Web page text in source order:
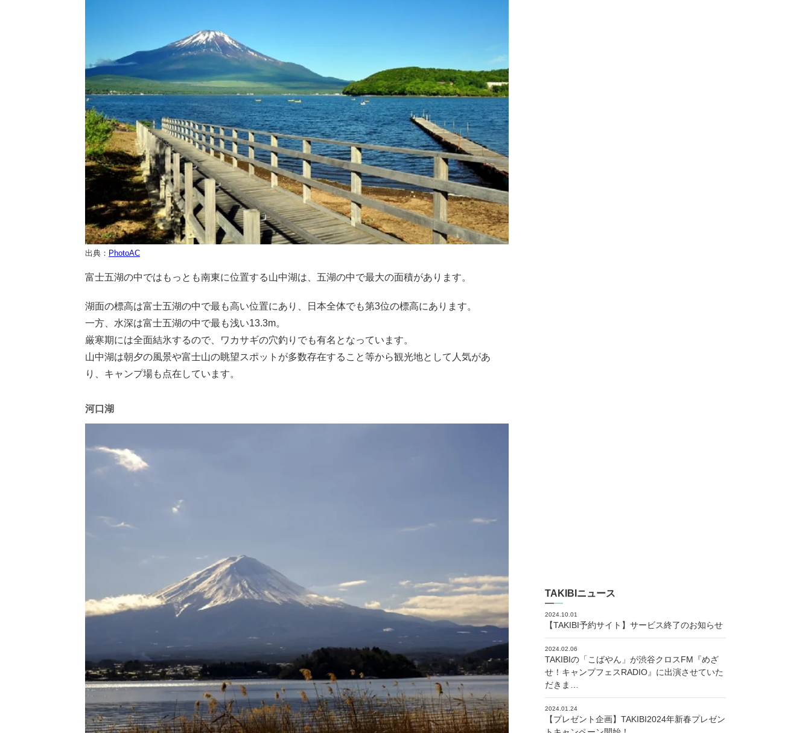
出典： PhotoAC
富士五湖の中ではもっとも南東に位置する山中湖は、五湖の中で最大の面積があります。
湖面の標高は富士五湖の中で最も高い位置にあり、日本全体でも第3位の標高にあります。
一方、水深は富士五湖の中で最も浅い13.3m。
厳寒期には全面結氷するので、ワカサギの穴釣りでも有名となっています。
山中湖は朝夕の風景や富士山の眺望スポットが多数存在すること等から観光地として人気があ
り、キャンプ場も点在しています。
河口湖
TAKIBIニュース
2024.10.01
【TAKIBI予約サイト】サービス終了のお知らせ
2024.02.06
TAKIBIの「こばやん」が渋谷クロスFM『めざ
せ！キャンプフェスRADIO』に出演させていた
だきま…
2024.01.24
【プレゼント企画】TAKIBI2024年新春プレゼン